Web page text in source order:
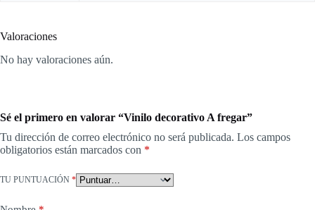
Valoraciones
No hay valoraciones aún.
Sé el primero en valorar “Vinilo decorativo A fregar”
Tu dirección de correo electrónico no será publicada. Los campos
obligatorios están marcados con *
TU PUNTUACIÓN *